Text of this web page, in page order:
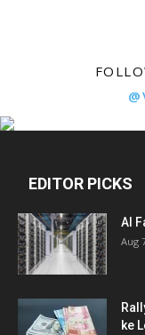
EDITOR PICKS
AI
Aug
ke